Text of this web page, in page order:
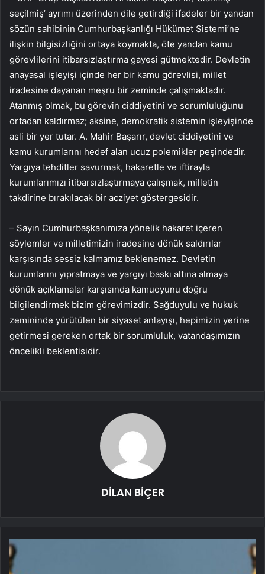
seçilmiş’ ayrımı üzerinden dile getirdiği ifadeler bir yandan
sözün sahibinin Cumhurbaşkanlığı Hükümet Sistemi’ne
ilişkin bilgisizliğini ortaya koymakta, öte yandan kamu
görevlilerini itibarsızlaştırma gayesi gütmektedir. Devletin
anayasal işleyişi içinde her bir kamu görevlisi, millet
iradesine dayanan meşru bir zeminde çalışmaktadır.
Atanmış olmak, bu görevin ciddiyetini ve sorumluluğunu
ortadan kaldırmaz; aksine, demokratik sistemin işleyişinde
asli bir yer tutar. A. Mahir Başarır, devlet ciddiyetini ve
kamu kurumlarını hedef alan ucuz polemikler peşindedir.
Yargıya tehditler savurmak, hakaretle ve iftirayla
kurumlarımızı itibarsızlaştırmaya çalışmak, milletin
takdirine bırakılacak bir acziyet göstergesidir.
– Sayın Cumhurbaşkanımıza yönelik hakaret içeren
söylemler ve milletimizin iradesine dönük saldırılar
karşısında sessiz kalmamız beklenemez. Devletin
kurumlarını yıpratmaya ve yargıyı baskı altına almaya
dönük açıklamalar karşısında kamuoyunu doğru
bilgilendirmek bizim görevimizdir. Sağduyulu ve hukuk
zemininde yürütülen bir siyaset anlayışı, hepimizin yerine
getirmesi gereken ortak bir sorumluluk, vatandaşımızın
öncelikli beklentisidir.
DİLAN BİÇER